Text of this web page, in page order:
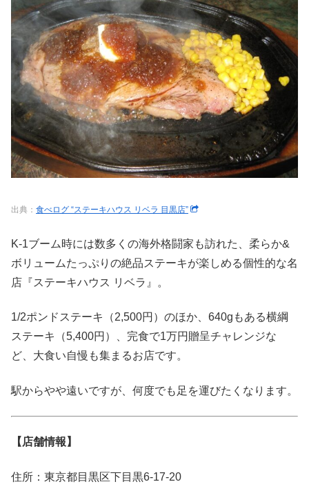
出典： 食べログ “ステーキハウス リベラ 目黒店”
K-1ブーム時には数多くの海外格闘家も訪れた、柔らか&
ボリュームたっぷりの絶品ステーキが楽しめる個性的な名
店『ステーキハウス リベラ』。
1/2ポンドステーキ（2,500円）のほか、640gもある横綱
ステーキ（5,400円）、完食で1万円贈呈チャレンジな
ど、大食い自慢も集まるお店です。
駅からやや遠いですが、何度でも足を運びたくなります。
【店舗情報】
住所：東京都目黒区下目黒6-17-20